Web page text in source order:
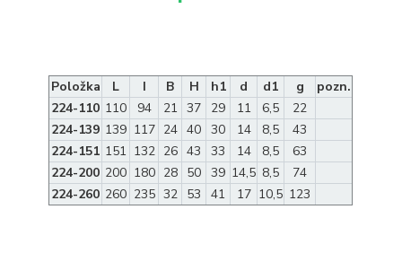
Položka L I B H h1 d d1 g
pozn.
224-110 110 94 21 37 29 11 6,5
22
224-139 139 117 24 40 30 14 8,5
43
224-151 151 132 26 43 33 14 8,5
63
224-200 200 180 28 50 39 14,5 8,5
74
224-260 260 235 32 53 41 17 10,5 123